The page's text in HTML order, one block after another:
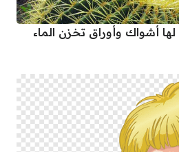
لها أشواك وأوراق تخزن الماء